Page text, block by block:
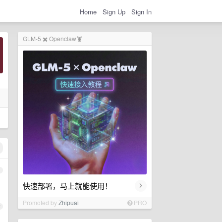
Home Sign Up Sign In
GLM-5 ✖️ Openclaw🦞
快速部署，马上就能使用！ ›
Promoted byZhipuai PRO